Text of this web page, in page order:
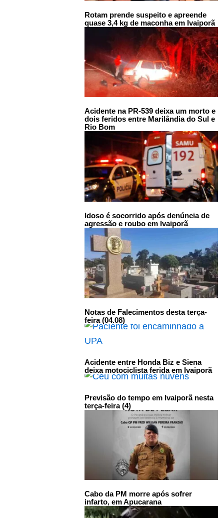
Rotam prende suspeito e apreende
quase 3,4 kg de maconha em Ivaiporã
Acidente na PR-539 deixa um morto e
dois feridos entre Marilândia do Sul e
Rio Bom
Idoso é socorrido após denúncia de
agressão e roubo em Ivaiporã
Notas de Falecimentos desta terça-
feira (04.08)
Acidente entre Honda Biz e Siena
deixa motociclista ferida em Ivaiporã
Previsão do tempo em Ivaiporã nesta
terça-feira (4)
Cabo da PM morre após sofrer
infarto, em Apucarana